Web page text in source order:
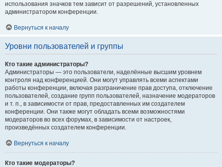
использования значков тем зависит от разрешений, установленных
администратором конференции.
Вернуться к началу
Уровни пользователей и группы
Кто такие администраторы?
Администраторы — это пользователи, наделённые высшим уровнем
контроля над конференцией. Они могут управлять всеми аспектами
работы конференции, включая разграничение прав доступа, отключение
пользователей, создание групп пользователей, назначение модераторов
и т. п., в зависимости от прав, предоставленных им создателем
конференции. Они также могут обладать всеми возможностями
модераторов во всех форумах, в зависимости от настроек,
произведённых создателем конференции.
Вернуться к началу
Кто такие модераторы?